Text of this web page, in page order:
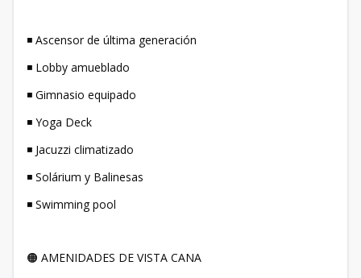
◾ Ascensor de última generación
◾ Lobby amueblado
◾ Gimnasio equipado
◾ Yoga Deck
◾ Jacuzzi climatizado
◾ Solárium y Balinesas
◾ Swimming pool
🟠 AMENIDADES DE VISTA CANA